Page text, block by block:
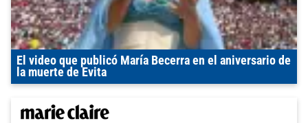
El video que publicó María Becerra en el aniversario de
la muerte de Evita